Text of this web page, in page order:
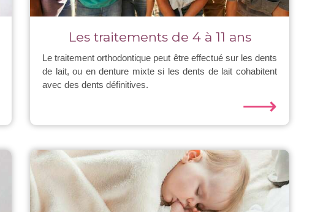
Les traitements de 4 à 11 ans
Le traitement orthodontique peut être effectué sur les dents
de lait, ou en denture mixte si les dents de lait cohabitent
avec des dents définitives.
⟶